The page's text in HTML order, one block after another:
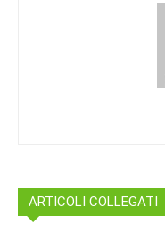
ARTICOLI COLLEGATI